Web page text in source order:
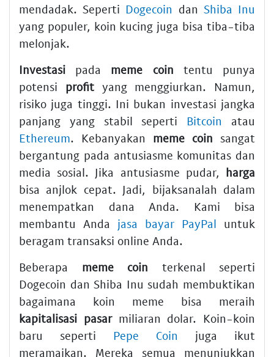
mendadak. Seperti Dogecoin dan Shiba Inu
yang populer, koin kucing juga bisa tiba-tiba
melonjak.
Investasi pada meme coin tentu punya
potensi profityang menggiurkan. Namun,
risiko juga tinggi. Ini bukan investasi jangka
panjang yang stabil seperti Bitcoin atau
Ethereum. Kebanyakan meme coin sangat
bergantung pada antusiasme komunitas dan
media sosial. Jika antusiasme pudar, harga
bisa anjlok cepat. Jadi, bijaksanalah dalam
menempatkan dana Anda. Kami bisa
membantu Anda jasa bayar PayPal untuk
beragam transaksi online Anda.
Beberapa meme coin terkenal seperti
Dogecoin dan Shiba Inu sudah membuktikan
bagaimana koin meme bisa meraih
kapitalisasi pasarmiliaran dolar. Koin-koin
baru seperti Pepe Coin juga ikut
meramaikan. Mereka semua menunjukkan